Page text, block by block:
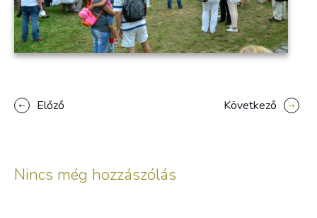
Előző Következő
Nincs még hozzászólás